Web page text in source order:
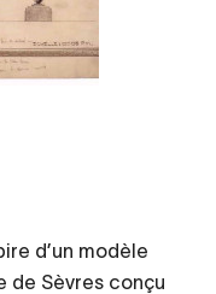
d’un modèle
de Sèvres conçu